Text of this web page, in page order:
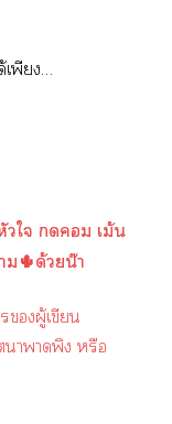
เพียง…
ใ  เม้น
ด้วยน๊า
ผู้เขียน
าาพิง หรือ